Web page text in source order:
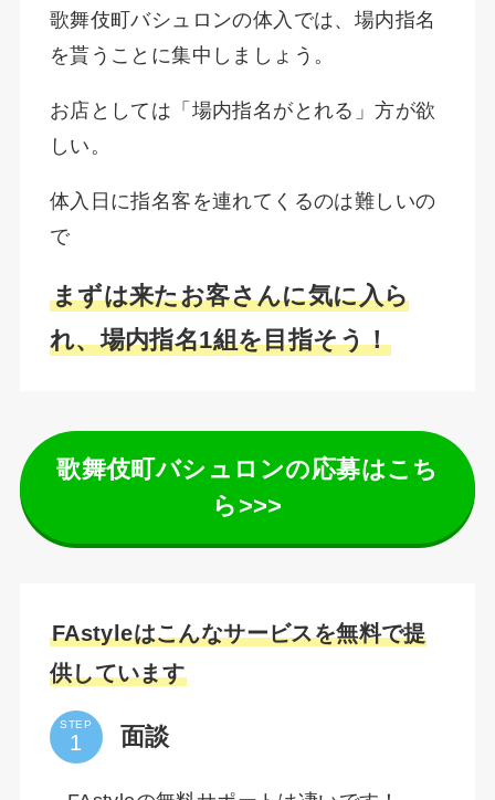
歌舞伎町バシュロンの体入では、場内指名
を貰うことに集中しましょう。
お店としては「場内指名がとれる」方が欲
しい。
体入日に指名客を連れてくるのは難しいの
で
まずは来たお客さんに気に入ら
れ、場内指名1組を目指そう！
歌舞伎町バシュロンの応募はこち
ら>>>
FAstyleはこんなサービスを無料で提
供しています
STEP 面談